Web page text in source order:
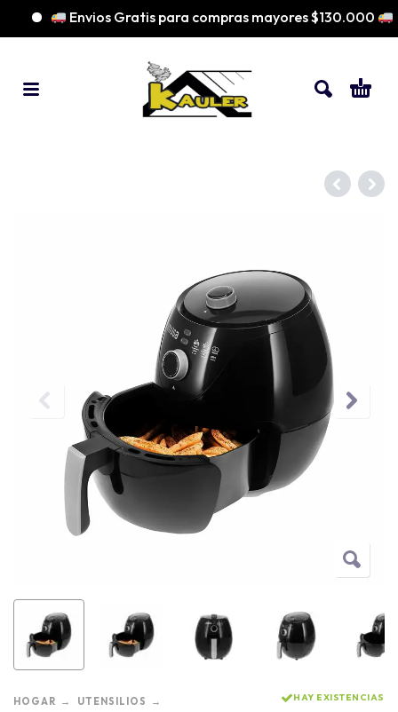
Envios Gratis para compras mayores $130.000
HOGAR
UTENSILIOS
HAY EXISTENCIAS